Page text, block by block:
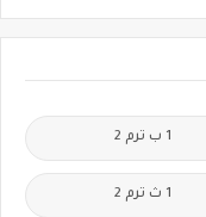
1 ب ترم 2
1 ث ترم 2